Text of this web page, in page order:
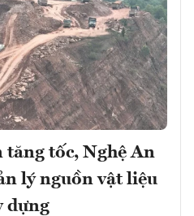
tăng tốc, Nghệ An
lý nguồn vật liệu
dựng